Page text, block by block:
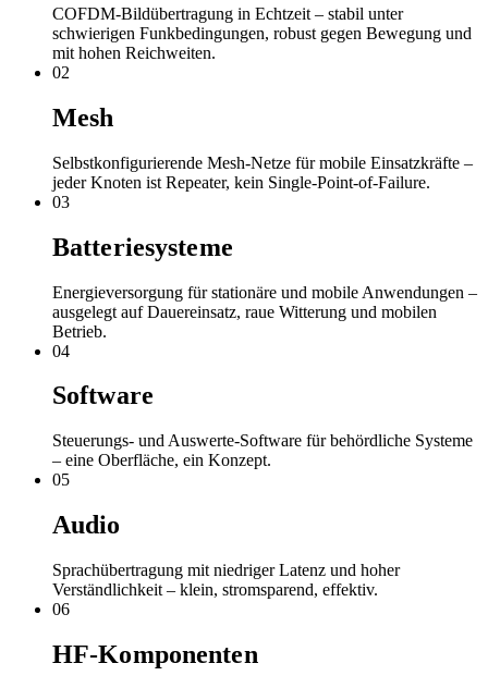
COFDM-Bildübertragung in Echtzeit – stabil unter
schwierigen Funkbedingungen, robust gegen Bewegung und
mit hohen Reichweiten.
02
Mesh
Selbstkonfigurierende Mesh-Netze für mobile Einsatzkräfte –
jeder Knoten ist Repeater, kein Single-Point-of-Failure.
03
Batteriesysteme
Energieversorgung für stationäre und mobile Anwendungen –
ausgelegt auf Dauereinsatz, raue Witterung und mobilen
Betrieb.
04
Software
Steuerungs- und Auswerte-Software für behördliche Systeme
– eine Oberfläche, ein Konzept.
05
Audio
Sprachübertragung mit niedriger Latenz und hoher
Verständlichkeit – klein, stromsparend, effektiv.
06
HF-Komponenten